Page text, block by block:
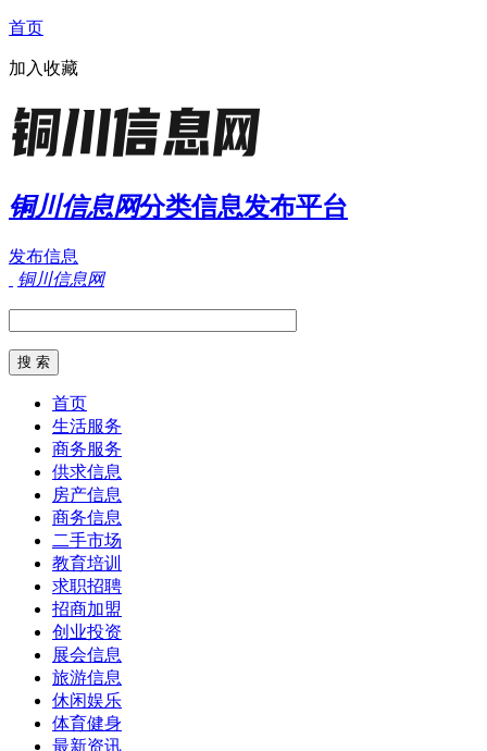
首页
加入收藏
铜川信息网分类信息发布平台
发布信息
铜川信息网
首页
生活服务
商务服务
供求信息
房产信息
商务信息
二手市场
教育培训
求职招聘
招商加盟
创业投资
展会信息
旅游信息
休闲娱乐
体育健身
最新资讯